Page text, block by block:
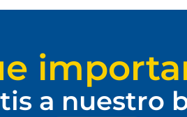
a nuestro